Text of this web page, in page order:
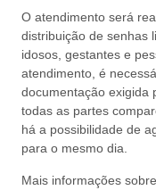
O atendimento será
distribuição de senhas
idosos, gestantes e
atendimento, é
documentação exigida
todas as partes
há a possibilidade de
para o mesmo dia.
Mais informações